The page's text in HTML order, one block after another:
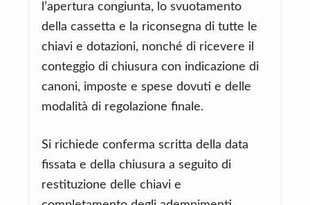
l’apertura congiunta, lo svuotamento
della cassetta e la riconsegna di tutte le
chiavi e dotazioni, nonché di ricevere il
conteggio di chiusura con indicazione di
canoni, imposte e spese dovuti e delle
modalità di regolazione finale.
Si richiede conferma scritta della data
fissata e della chiusura a seguito di
restituzione delle chiavi e